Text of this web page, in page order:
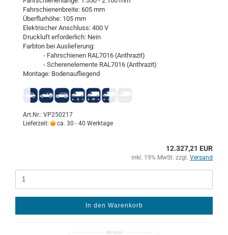
Fahr­schie­nen­brei­te: 605 mm
Über­flur­hö­he: 105 mm
Elek­tri­scher An­schluss: 400 V
Druck­luft er­for­der­lich: Nein
Farb­ton bei Aus­lie­fe­rung:
- Fahr­schie­nen RAL7016 (An­thra­zit)
- Sche­ren­ele­men­te RAL7016 (An­thra­zit)
Mon­ta­ge: Bo­den­auf­lie­gend
Art.Nr.: VP250217
Lieferzeit:
ca. 30 - 40 Werktage
12.327,21 EUR
inkl. 19% MwSt. zzgl. Versand
In den Warenkorb